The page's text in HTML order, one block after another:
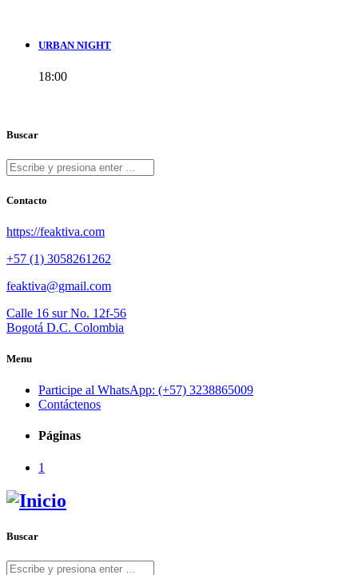
URBAN NIGHT
18:00
Buscar
Contacto
https://feaktiva.com
+57 (1) 3058261262
feaktiva@gmail.com
Calle 16 sur No. 12f-56
Bogotá D.C. Colombia
Menu
Participe al WhatsApp: (+57) 3238865009
Contáctenos
Páginas
1
Buscar